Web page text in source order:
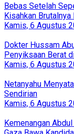
Bebas Setelah
Kisahkan
Kamis, 6 Agustus
Dokter Hussam
Penyiksaan Berat
Kamis, 6 Agustus
Netanyahu
Sendirian
Kamis, 6 Agustus
Kemenangan